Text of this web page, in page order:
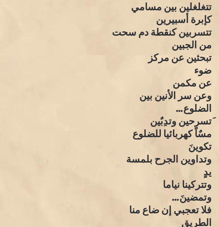
تتغلغلين بين مسامي
كإبرة أسبيرين
تتسربين كنقطة دم سحت
من الجبين
تبحثين عن مركز
ضوء
عن مكمن
وعن سر الأنين بين
الضلوع…
َتسرحين وتدِبٌين
مسٌاً كهربائيا للضلوع
تكوينَ
وتداوين الجرح بلمسة
يدٍ
وتتركينا نياما
وتمضينَ…
فلا تعجبي إن ضاع منا
الطريق